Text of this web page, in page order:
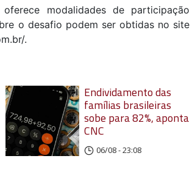
modalidades de participação
o desafio podem ser obtidas no site
.
Endividamento das
famílias brasileiras
sobe para 82%, aponta
CNC
06/08 - 23:08